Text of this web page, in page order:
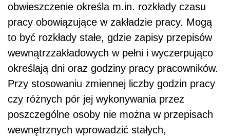
obwieszczenie określa m.in. rozkłady czasu
pracy obowiązujące w zakładzie pracy. Mogą
to być rozkłady stałe, gdzie zapisy przepisów
wewnątrzzakładowych w pełni i wyczerpująco
określają dni oraz godziny pracy pracowników.
Przy stosowaniu zmiennej liczby godzin pracy
czy różnych pór jej wykonywania przez
poszczególne osoby nie można w przepisach
wewnętrznych wprowadzić stałych,